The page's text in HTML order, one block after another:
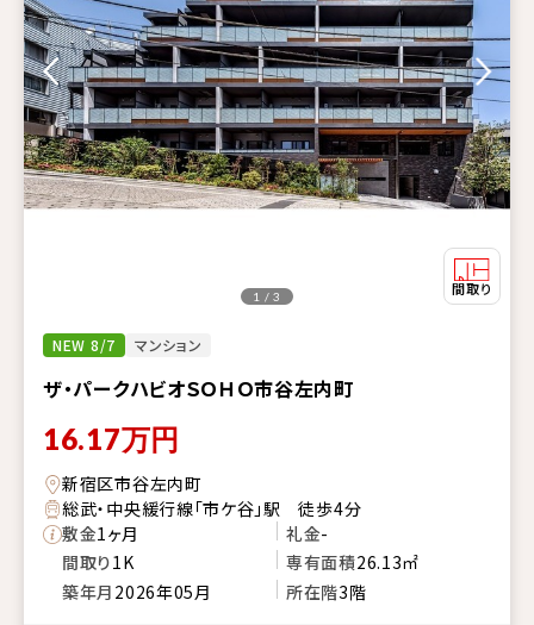
NEW 8/7 マンション
ザ・パークハビオＳＯＨＯ市谷左内町
1 / 3
16.17万円
新宿区市谷左内町
総武・中央緩行線「市ケ谷」駅 徒歩4分
敷金1ヶ月 礼金-
間取り1K 専有面積26.13㎡
築年月 2026年05月 所在階3階